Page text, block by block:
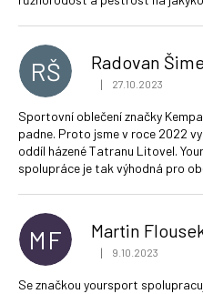
RŠ Radovan
Hodnocení obchodu
| 27.10.2023
Sportovní oblečení značky
padne. Proto jsme v roce 2022
oddíl házené Tatranu Litovel.
spolupráce je tak výhodná pro
MF Martin
Hodnocení obchodu
| 9.10.2023
Se značkou yoursport